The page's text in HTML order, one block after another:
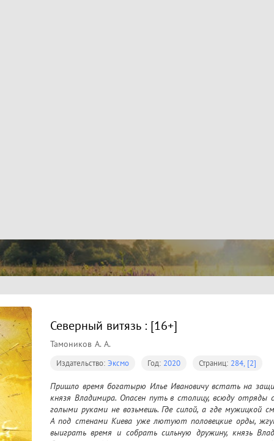
Северный витязь : [16+]
Тамоников А. А.
Издательство: Эксмо Год: 2020 Страниц: 284, [2]
Пришло время богатырю Илье Ивановичу встать на
князя Владимира. Опасен путь в столицу, всюду
голыми руками не возьмешь. Где силой, а где мужицкой
А под стенами Киева уже лютуют половецкие орды,
выиграть время и собрать сильную дружину, князь